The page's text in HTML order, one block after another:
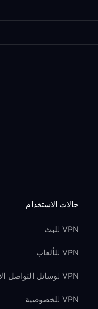
حالات الاستخدام
VPN للبث
VPN للألعاب
VPN لوسائل التواصل الاجتماعي
VPN للخصوصية